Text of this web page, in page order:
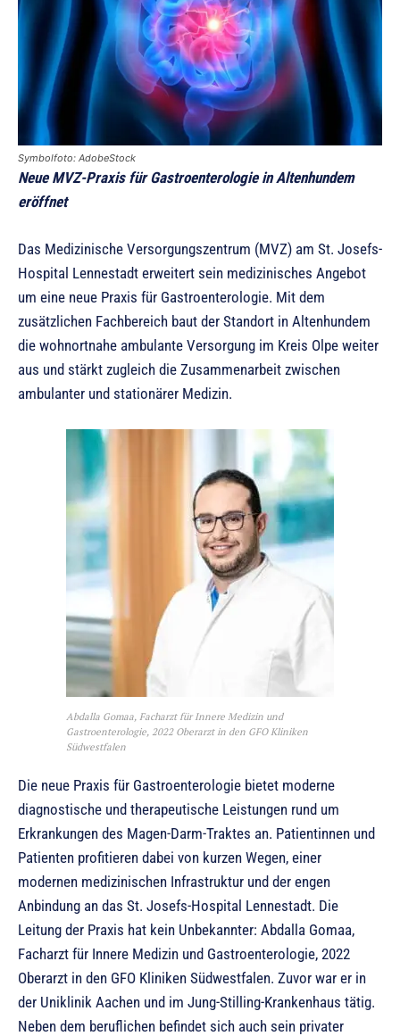
Symbolfoto: AdobeStock
Neue MVZ-Praxis für Gastroenterologie in Altenhundem
eröffnet
Das Medizinische Versorgungszentrum (MVZ) am St. Josefs-
Hospital Lennestadt erweitert sein medizinisches Angebot
um eine neue Praxis für Gastroenterologie. Mit dem
zusätzlichen Fachbereich baut der Standort in Altenhundem
die wohnortnahe ambulante Versorgung im Kreis Olpe weiter
aus und stärkt zugleich die Zusammenarbeit zwischen
ambulanter und stationärer Medizin.
Abdalla Gomaa, Facharzt für Innere Medizin und
Gastroenterologie, 2022 Oberarzt in den GFO Kliniken
Südwestfalen
Die neue Praxis für Gastroenterologie bietet moderne
diagnostische und therapeutische Leistungen rund um
Erkrankungen des Magen-Darm-Traktes an. Patientinnen und
Patienten profitieren dabei von kurzen Wegen, einer
modernen medizinischen Infrastruktur und der engen
Anbindung an das St. Josefs-Hospital Lennestadt. Die
Leitung der Praxis hat kein Unbekannter: Abdalla Gomaa,
Facharzt für Innere Medizin und Gastroenterologie, 2022
Oberarzt in den GFO Kliniken Südwestfalen. Zuvor war er in
der Uniklinik Aachen und im Jung-Stilling-Krankenhaus tätig.
Neben dem beruflichen befindet sich auch sein privater